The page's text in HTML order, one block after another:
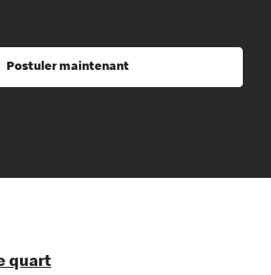
Postuler maintenant
quart